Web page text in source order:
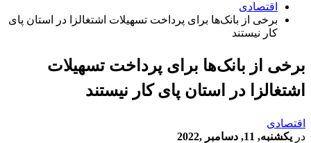
اقتصادی
برخی از بانک‌ها برای پرداخت تسهیلات اشتغالزا در استان پای
کار نیستند
برخی از بانک‌ها برای پرداخت تسهیلات
اشتغالزا در استان پای کار نیستند
اقتصادی
در یکشنبه, 11, دسامبر ,2022